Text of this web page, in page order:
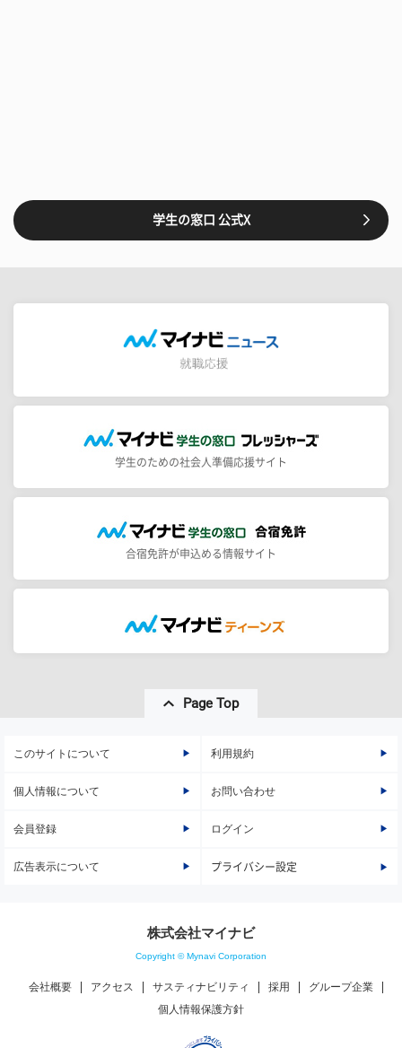
学生の窓口 公式X
学生のための社会人準備応援サイト
合宿免許が申込める情報サイト
Page Top
このサイトについて 利用規約
個人情報について お問い合わせ
会員登録 ログイン
広告表示について プライバシー設定
株式会社マイナビ
Copyright © Mynavi Corporation
会社概要 アクセス サスティナビリティ 採用
グループ企業
個人情報保護方針